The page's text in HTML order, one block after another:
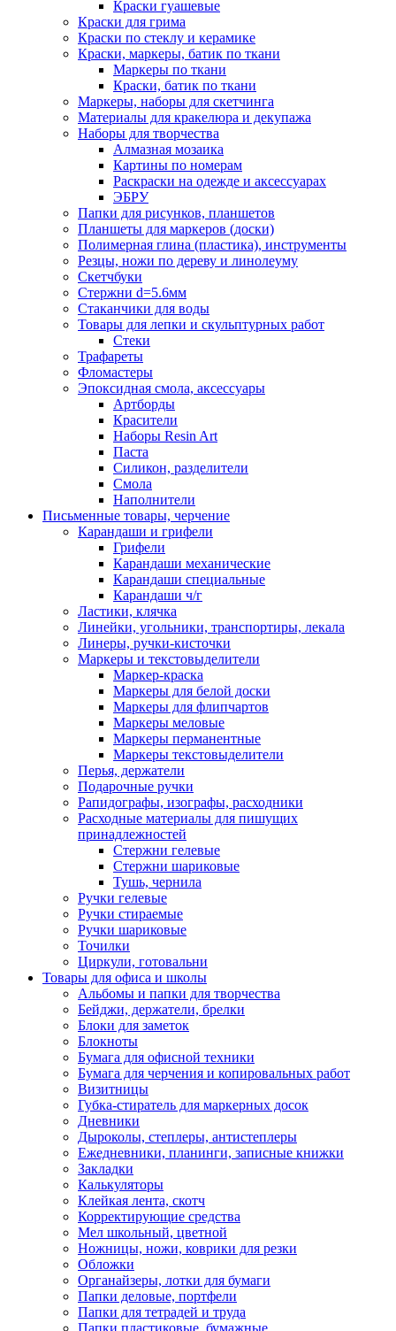
Краски гуашевые
Краски для грима
Краски по стеклу и керамике
Краски, маркеры, батик по ткани
Маркеры по ткани
Краски, батик по ткани
Маркеры, наборы для скетчинга
Материалы для кракелюра и декупажа
Наборы для творчества
Алмазная мозаика
Картины по номерам
Раскраски на одежде и аксессуарах
ЭБРУ
Папки для рисунков, планшетов
Планшеты для маркеров (доски)
Полимерная глина (пластика), инструменты
Резцы, ножи по дереву и линолеуму
Скетчбуки
Стержни d=5.6мм
Стаканчики для воды
Товары для лепки и скульптурных работ
Стеки
Трафареты
Фломастеры
Эпоксидная смола, аксессуары
Артборды
Красители
Наборы Resin Art
Паста
Силикон, разделители
Смола
Наполнители
Письменные товары, черчение
Карандаши и грифели
Грифели
Карандаши механические
Карандаши специальные
Карандаши ч/г
Ластики, клячка
Линейки, угольники, транспортиры, лекала
Линеры, ручки-кисточки
Маркеры и текстовыделители
Маркер-краска
Маркеры для белой доски
Маркеры для флипчартов
Маркеры меловые
Маркеры перманентные
Маркеры текстовыделители
Перья, держатели
Подарочные ручки
Рапидографы, изографы, расходники
Расходные материалы для пишущих
принадлежностей
Стержни гелевые
Стержни шариковые
Тушь, чернила
Ручки гелевые
Ручки стираемые
Ручки шариковые
Точилки
Циркули, готовальни
Товары для офиса и школы
Альбомы и папки для творчества
Бейджи, держатели, брелки
Блоки для заметок
Блокноты
Бумага для офисной техники
Бумага для черчения и копировальных работ
Визитницы
Губка-стиратель для маркерных досок
Дневники
Дыроколы, степлеры, антистеплеры
Ежедневники, планинги, записные книжки
Закладки
Калькуляторы
Клейкая лента, скотч
Корректирующие средства
Мел школьный, цветной
Ножницы, ножи, коврики для резки
Обложки
Органайзеры, лотки для бумаги
Папки деловые, портфели
Папки для тетрадей и труда
Папки пластиковые, бумажные